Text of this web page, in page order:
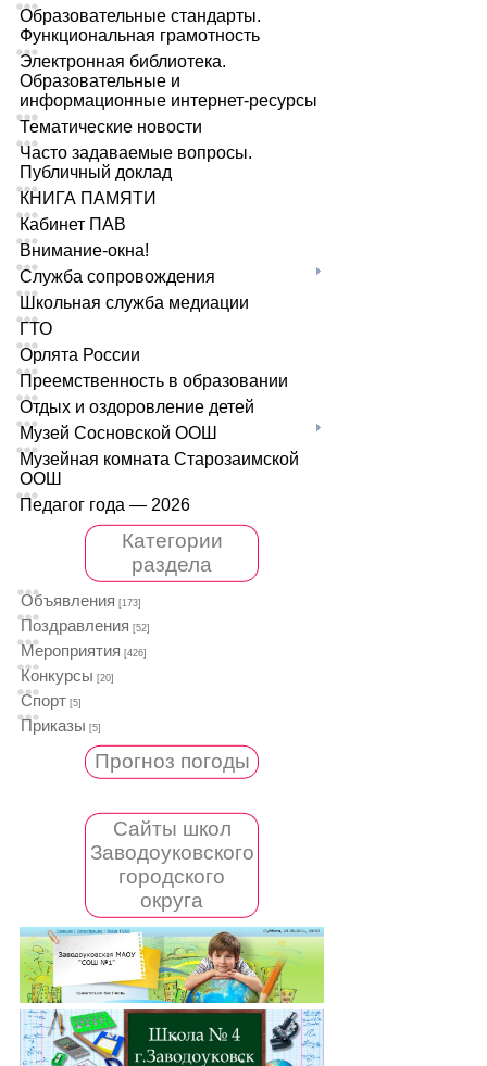
Образовательные стандарты.
Функциональная грамотность
Электронная библиотека.
Образовательные и
информационные интернет-ресурсы
Тематические новости
Часто задаваемые вопросы.
Публичный доклад
КНИГА ПАМЯТИ
Кабинет ПАВ
Внимание-окна!
Служба сопровождения
Школьная служба медиации
ГТО
Орлята России
Преемственность в образовании
Отдых и оздоровление детей
Музей Сосновской ООШ
Музейная комната Старозаимской
ООШ
Педагог года — 2026
Категории
раздела
Объявления [173]
Поздравления [52]
Мероприятия [426]
Конкурсы [20]
Спорт [5]
Приказы [5]
Прогноз погоды
Сайты школ
Заводоуковского
городского
округа